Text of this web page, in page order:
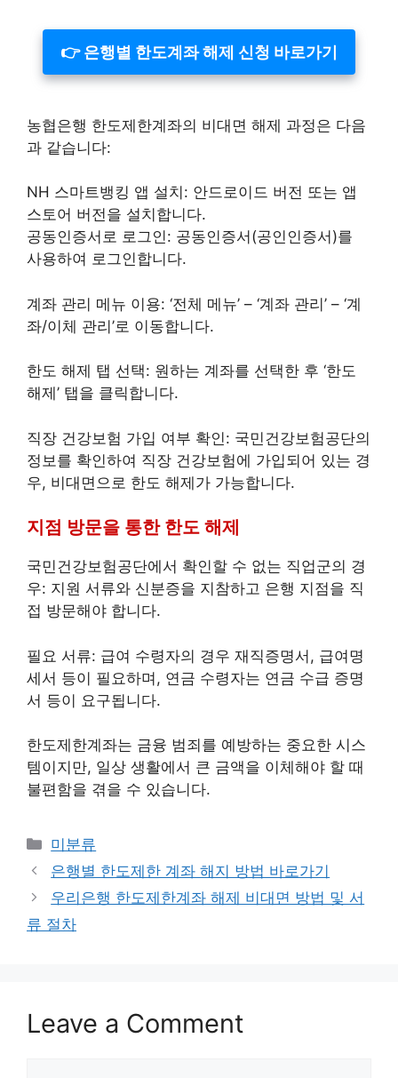
👉 은행별 한도계좌 해제 신청 바로가기
농협은행 한도제한계좌의 비대면 해제 과정은 다음
과 같습니다:
NH 스마트뱅킹 앱 설치: 안드로이드 버전 또는 앱
스토어 버전을 설치합니다.
공동인증서로 로그인: 공동인증서(공인인증서)를
사용하여 로그인합니다.
계좌 관리 메뉴 이용: ‘전체 메뉴’ – ‘계좌 관리’ – ‘계
좌/이체 관리’로 이동합니다.
한도 해제 탭 선택: 원하는 계좌를 선택한 후 ‘한도
해제’ 탭을 클릭합니다.
직장 건강보험 가입 여부 확인: 국민건강보험공단의
정보를 확인하여 직장 건강보험에 가입되어 있는 경
우, 비대면으로 한도 해제가 가능합니다.
지점 방문을 통한 한도 해제
국민건강보험공단에서 확인할 수 없는 직업군의 경
우: 지원 서류와 신분증을 지참하고 은행 지점을 직
접 방문해야 합니다.
필요 서류: 급여 수령자의 경우 재직증명서, 급여명
세서 등이 필요하며, 연금 수령자는 연금 수급 증명
서 등이 요구됩니다.
한도제한계좌는 금융 범죄를 예방하는 중요한 시스
템이지만, 일상 생활에서 큰 금액을 이체해야 할 때
불편함을 겪을 수 있습니다.
Categories
미분류
Post
navigation
은행별 한도제한 계좌 해지 방법 바로가기
우리은행 한도제한계좌 해제 비대면 방법 및 서
류 절차
Leave a Comment